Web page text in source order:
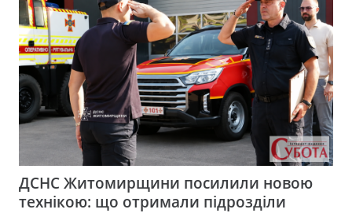
ДСНС Житомирщини посилили новою
технікою: що отримали підрозділи